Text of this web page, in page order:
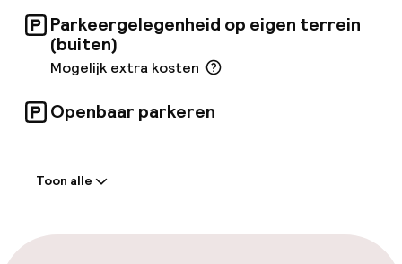
Parkeergelegenheid op eigen terrein
(buiten)
Mogelijk extra kosten
Openbaar parkeren
Meertalige medewerkers
Toon alle